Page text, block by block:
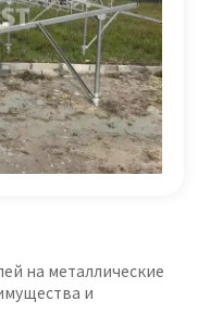
на металлические
и